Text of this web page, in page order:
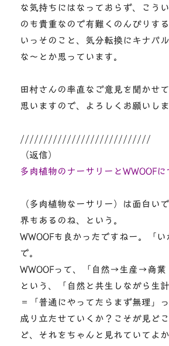
な気持ちにはなっておらず、こう
のも貴重なので有難くのんびりす
いっそのこと、気分転換にキナバ
な～とか思っています。
田村さんの率直なご意見を聞かせ
思いますので、よろしくお願いしま
////////////////////////////
（返信）
多肉植物のナーサリーとWWOOFに
（多肉植物なーサリー）は面白い
界もあるのね、という。
WWOOFも良かったですねー。「
で。
WWOOFって、「自然→生産→商業
という、「自然と共生しながら生
＝「普通にやってたらまず無理」
成り立たせていくか？こそが見ど
ど、それをちゃんと見れていてよ